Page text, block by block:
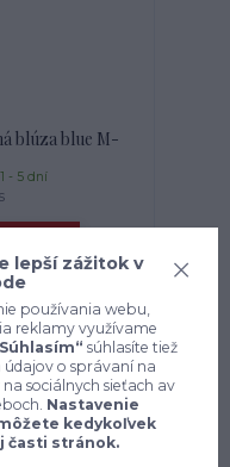
blúza blue M-
- 5 dní
lepší zážitok v
používania webu,
reklamy využívame
súhlasíte tiež
údajov o správaní na
sociálnych sieťach av
Nastavenie
kedykoľvek
časti stránok.